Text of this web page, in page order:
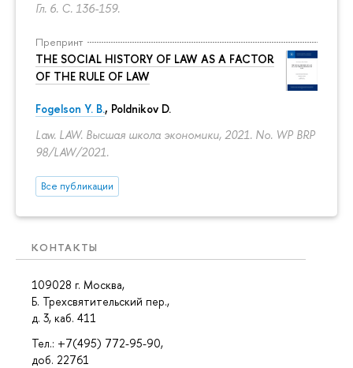
Гл. 6. С. 136-159.
Препринт
THE SOCIAL HISTORY OF LAW AS A FACTOR
OF THE RULE OF LAW
Fogelson Y. B., Poldnikov D.
Law. LAW. Высшая школа экономики, 2021. No. WP BRP
98/LAW/2021.
Все публикации
КОНТАКТЫ
109028 г. Москва,
Б. Трехсвятительский пер.,
д. 3, каб. 411
Тел.: +7(495) 772-95-90,
доб. 22761